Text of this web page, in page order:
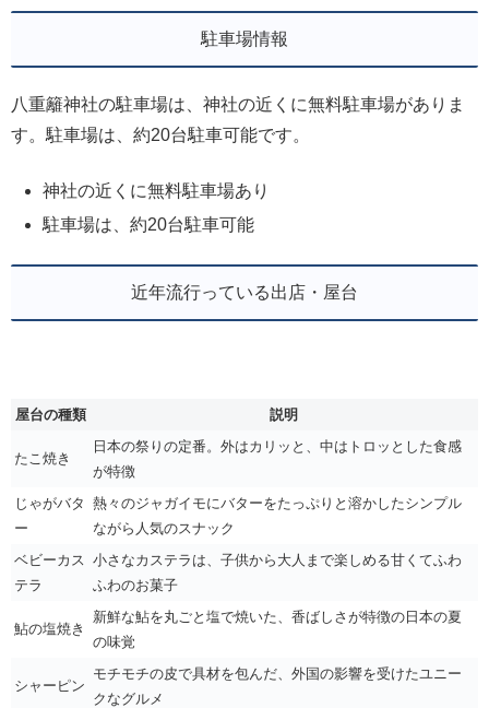
駐車場情報
八重籬神社の駐車場は、神社の近くに無料駐車場がありま
す。駐車場は、約20台駐車可能です。
神社の近くに無料駐車場あり
駐車場は、約20台駐車可能
近年流行っている出店・屋台
屋台の種類 説明
たこ焼き
日本の祭りの定番。外はカリッと、中はトロッとした食感
が特徴
じゃがバタ
ー
熱々のジャガイモにバターをたっぷりと溶かしたシンプル
ながら人気のスナック
ベビーカス
テラ
小さなカステラは、子供から大人まで楽しめる甘くてふわ
ふわのお菓子
鮎の塩焼き
新鮮な鮎を丸ごと塩で焼いた、香ばしさが特徴の日本の夏
の味覚
シャーピン
モチモチの皮で具材を包んだ、外国の影響を受けたユニー
クなグルメ